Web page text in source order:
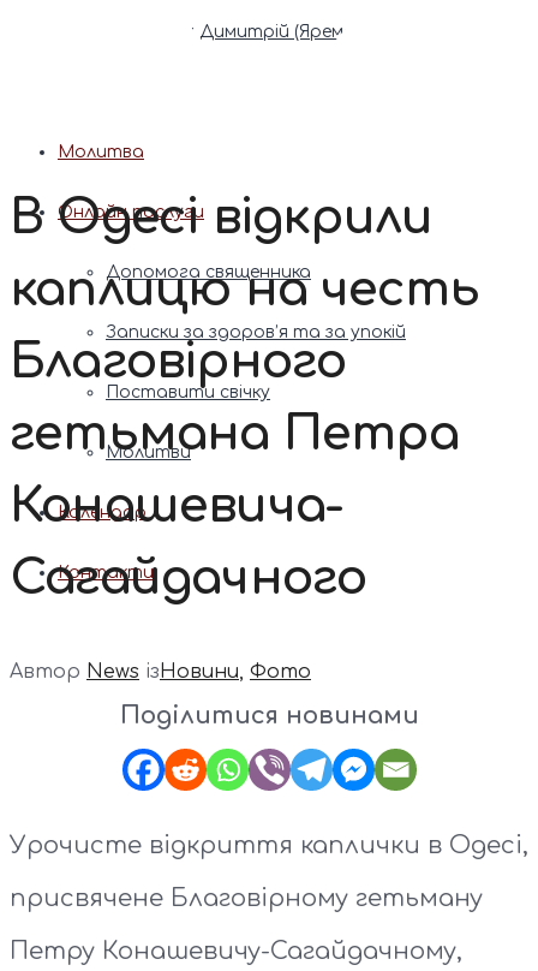
Патріарх Димитрій (Ярема)
Молитва
Онлайн послуги
Допомога священника
Записки за здоров’я та за упокій
Поставити свічку
Молитви
Календар
Контакти
В Одесі відкрили
каплицю на честь
Благовірного
гетьмана Петра
Конашевича-
Сагайдачного
Автор News ізНовини, Фото
Поділитися новинами
Урочисте відкриття каплички в Одесі,
присвячене Благовірному гетьману
Петру Конашевичу-Сагайдачному,